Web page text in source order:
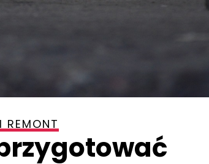
REMONT